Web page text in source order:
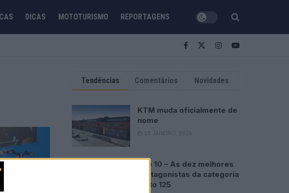
DICAS MOTOTURISMO REPORTAGENS
Tendências Comentários Novidades
KTM muda oficialmente de
nome
15 JANEIRO, 2026
Top 10 – As dez melhores
protagonistas da categoria
Moto 125